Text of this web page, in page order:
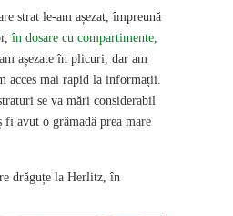
strat le-am așezat, împreună
în dosare cu compartimente,
așezate în plicuri, dar am
acces mai rapid la informații.
se va mări considerabil
fi avut o grămadă prea mare
drăguțe la Herlitz, în